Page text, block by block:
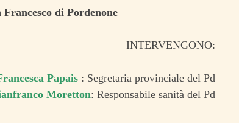
Francesco di Pordenone
INTERVENGONO:
Papais : Segretaria provinciale del Pd
Moretton: Responsabile sanità del Pd